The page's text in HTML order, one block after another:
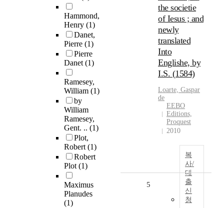
Hammond,
Henry (1)
Danet,
Pierre (1)
Pierre
Danet(1)
Ramesey,
William (1)
by
William
Ramesey,
Gent. .. (1)
Plot,
Robert(1)
Robert
Plot(1)
Maximus
Planudes
(1)
the societie
of Iesus ; and
newly
translated
Into
Englishe, by
I.S. (1584)
Loarte, Gaspar
de
EEBO
Editions,
Proquest
2010
복
사/
대
출
신
청
5